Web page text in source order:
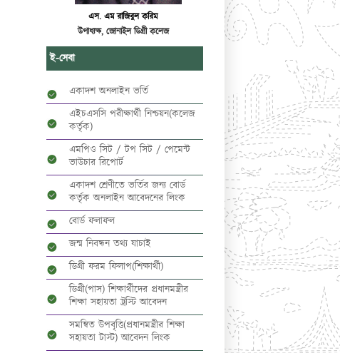
এস. এম রাজিবুল করিম
উপাধ্যক্ষ, জোনাইল ডিগ্রী কলেজ
ই-সেবা
একাদশ অনলাইন ভর্তি
এইচএসসি পরীক্ষার্থী নিশ্চয়ন(কলেজ
কর্তৃক)
এমপিও সিট / টপ সিট / পেমেন্ট
ভাউচার রিপোর্ট
একাদশ শ্রেণীতে ভর্তির জন্য বোর্ড
কর্তৃক অনলাইন আবেদনের লিংক
বোর্ড ফলাফল
জন্ম নিবন্ধন তথ্য যাচাই
ডিগ্রী ফরম ফিলাপ(শিক্ষার্থী)
ডিগ্রী(পাস) শিক্ষার্থীদের প্রধানমন্ত্রীর
শিক্ষা সহায়তা ট্রস্টি আবেদন
সমন্বিত উপবৃত্তি(প্রধানমন্ত্রীর শিক্ষা
সহায়তা টাস্ট) আবেদন লিংক